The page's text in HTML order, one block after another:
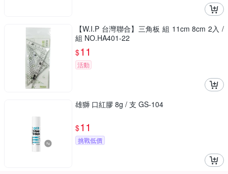
【W.I.P 台灣聯合】三角板 組 11cm 8cm 2入 /
組 NO.HA401-22
$11
活動
雄獅 口紅膠 8g / 支 GS-104
$11
挑戰低價